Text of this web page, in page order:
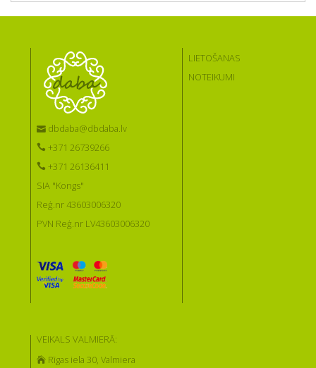
dbdaba@dbdaba.lv
+371 26739266
+371 26136411
SIA "Kongs"
Reģ.nr 43603006320
PVN Reģ.nr LV43603006320
LIETOŠANAS
NOTEIKUMI
VEIKALS VALMIERĀ:
Rīgas iela 30, Valmiera